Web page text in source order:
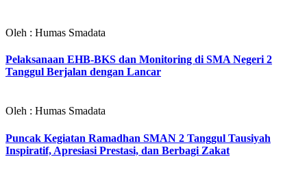
Oleh : Humas Smadata
Pelaksanaan EHB-BKS dan Monitoring di SMA Negeri 2
Tanggul Berjalan dengan Lancar
Oleh : Humas Smadata
Puncak Kegiatan Ramadhan SMAN 2 Tanggul Tausiyah
Inspiratif, Apresiasi Prestasi, dan Berbagi Zakat